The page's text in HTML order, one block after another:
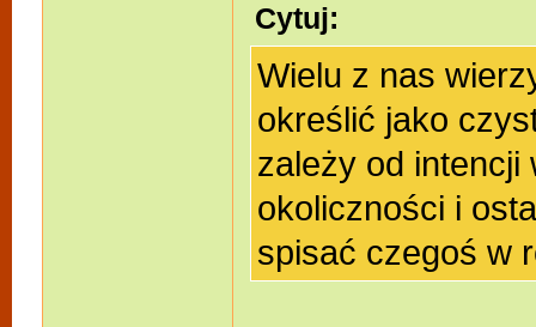
Cytuj:
Wielu z nas
określić jako
zależy od intencji
okoliczności i
spisać czegoś w